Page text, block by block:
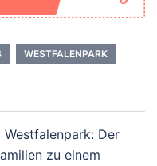
WESTFALENPARK
Westfalenpark: Der
zu einem